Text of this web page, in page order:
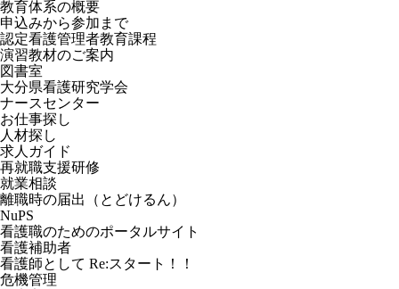
教育体系の概要
申込みから参加まで
認定看護管理者教育課程
演習教材のご案内
図書室
大分県看護研究学会
ナースセンター
お仕事探し
人材探し
求人ガイド
再就職支援研修
就業相談
離職時の届出（とどけるん）
NuPS
看護職のためのポータルサイト
看護補助者
看護師として Re:スタート！！
危機管理